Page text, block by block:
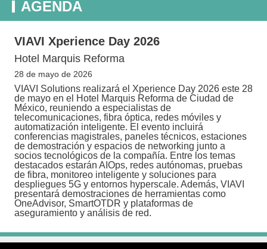
AGENDA
VIAVI Xperience Day 2026
Hotel Marquis Reforma
28 de mayo de 2026
VIAVI Solutions realizará el Xperience Day 2026 este 28
de mayo en el Hotel Marquis Reforma de Ciudad de
México, reuniendo a especialistas de
telecomunicaciones, fibra óptica, redes móviles y
automatización inteligente. El evento incluirá
conferencias magistrales, paneles técnicos, estaciones
de demostración y espacios de networking junto a
socios tecnológicos de la compañía. Entre los temas
destacados estarán AIOps, redes autónomas, pruebas
de fibra, monitoreo inteligente y soluciones para
despliegues 5G y entornos hyperscale. Además, VIAVI
presentará demostraciones de herramientas como
OneAdvisor, SmartOTDR y plataformas de
aseguramiento y análisis de red.